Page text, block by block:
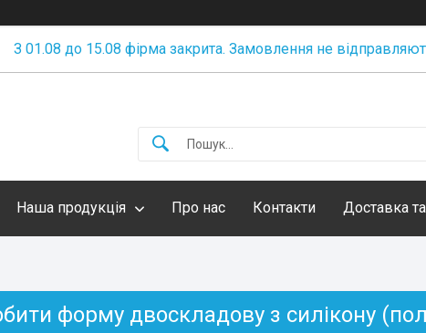
З 01.08 до 15.08 фірма закрита. Замовлення не
Наша продукція Про нас Контакти Доставка
форму двоскладову з силікону